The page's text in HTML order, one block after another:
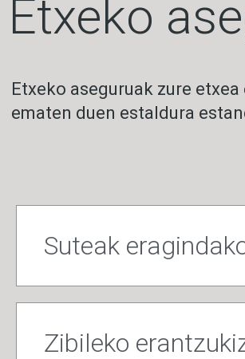
Etxeko
Etxeko aseguruak zure
ematen duen estaldura
Suteak
Zibileko